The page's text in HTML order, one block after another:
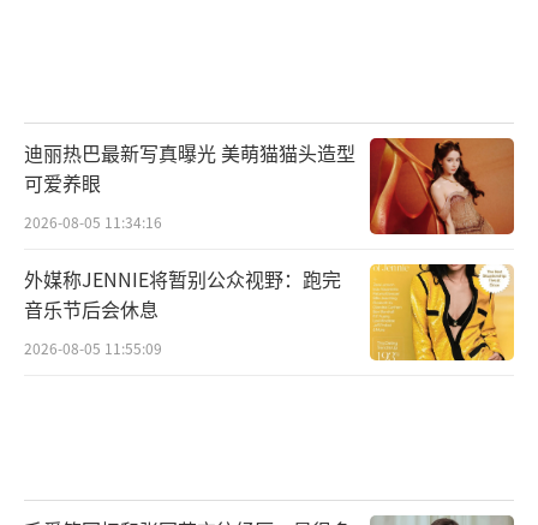
迪丽热巴最新写真曝光 美萌猫猫头造型
可爱养眼
2026-08-05 11:34:16
外媒称JENNIE将暂别公众视野：跑完
音乐节后会休息
2026-08-05 11:55:09